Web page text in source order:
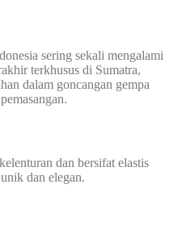
sering sekali mengalami
terkhusus di Sumatra,
dalam goncangan gempa
dan bersifat elastis
dan elegan.